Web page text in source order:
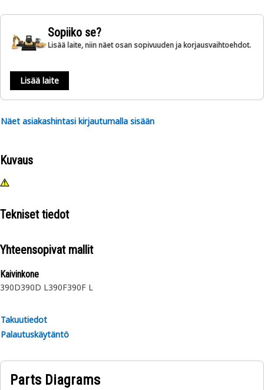
Sopiiko se?
Lisää laite, niin näet osan sopivuuden ja korjausvaihtoehdot.
Lisää laite
Näet asiakashintasi kirjautumalla sisään
Kuvaus
Tekniset tiedot
Yhteensopivat mallit
Kaivinkone
390D390D L390F390F L
Takuutiedot
Palautuskäytäntö
Parts Diagrams